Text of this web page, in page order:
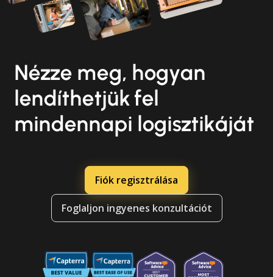
Nézze meg, hogyan
lendíthetjük fel
mindennapi logisztikáját
Fiók regisztrálása
Foglaljon ingyenes konzultációt